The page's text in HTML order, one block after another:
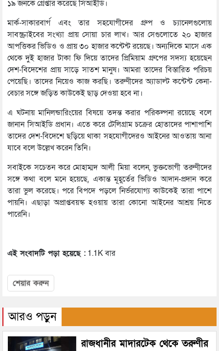
১৯ জনকে গ্রেপ্তার করেছে সিআইডি।
মার্ক-সাকারবার্গ এবং তার সহযোগীদের গ্রুপ ও চ্যানেলগুলোয়
সাবস্ক্রাইবের সংখ্যা প্রায় সোয়া চার লাখ। আর সেগুলোতে ২০ হাজার
আপত্তিকর ভিডিও ও প্রায় ৩০ হাজার কন্টেন্ট রয়েছে। অন্যদিকে মাসে এক
থেকে দুই হাজার টাকা ফি দিয়ে তাদের প্রিমিয়াম গ্রুপের সদস্য হয়েছেন
দেশ-বিদেশের প্রায় সাড়ে সাতশ মানুষ। আমরা তাদের বিস্তারিত পরিচয়
পেয়েছি। তাদের নিয়েও কাজ করছি। তরুণীদের অ্যাডাল্ট কন্টেন্ট কেনা-
বেচার সঙ্গে জড়িত কাউকেই ছাড় দেওয়া হবে না।
এ ঘটনায় মানিলন্ডারিংয়ের বিষয়ে তদন্ত করার পরিকল্পনা রয়েছে বলে
জানান সিআইডি প্রধান। এতে করে টেলিগ্রাম চক্রের হোতাদের পাশাপাশি
তাদের দেশ-বিদেশে ছড়িয়ে থাকা সহযোগীদেরও আইনের আওতায় আনা
যাবে বলে উল্লেখ করেন তিনি।
সবাইকে সচেতন করে মোহাম্মদ আলী মিয়া বলেন, ভুক্তভোগী তরুণীদের
সঙ্গে কথা বলে মনে হয়েছে, একান্ত মূহূর্তের ভিডিও আদান-প্রদান করে
তারা ভুল করেছে। পরে বিপদে পড়লে নির্ভরযোগ্য কাউকেই তারা পাশে
পায়নি। এছাড়া অপ্রাপ্তবয়স্ক হওয়ায় তারা কোনো আইনের আশ্রয় নিতে
পারেনি।
এই সংবাদটি পড়া হয়েছে : 1.1K বার
শেয়ার করুন
আরও পড়ুন
রাজধানীর মাদারটেক থেকে তরুণীর